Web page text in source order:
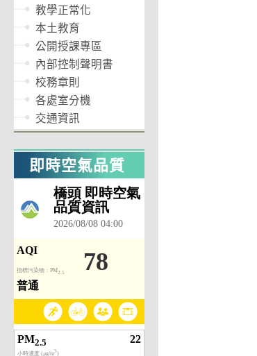
教學正常化
本土教育
公開授課專區
內部控制聲明書
校務章則
各處室分機
交通資訊
即時空氣品質